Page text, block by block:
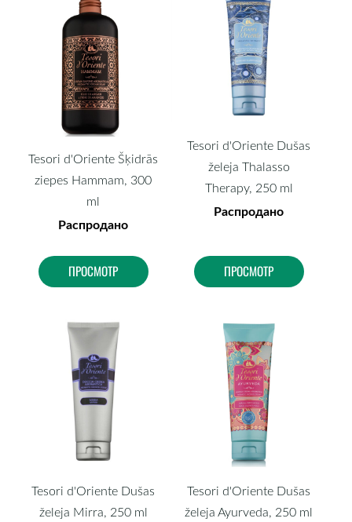
Tesori d'Oriente Šķidrās
ziepes Hammam, 300
ml
Распродано
ПРОСМОТР
Tesori d'Oriente Dušas
želeja Thalasso
Therapy, 250 ml
Распродано
ПРОСМОТР
Tesori d'Oriente Dušas
želeja Mirra, 250 ml
Tesori d'Oriente Dušas
želeja Ayurveda, 250 ml